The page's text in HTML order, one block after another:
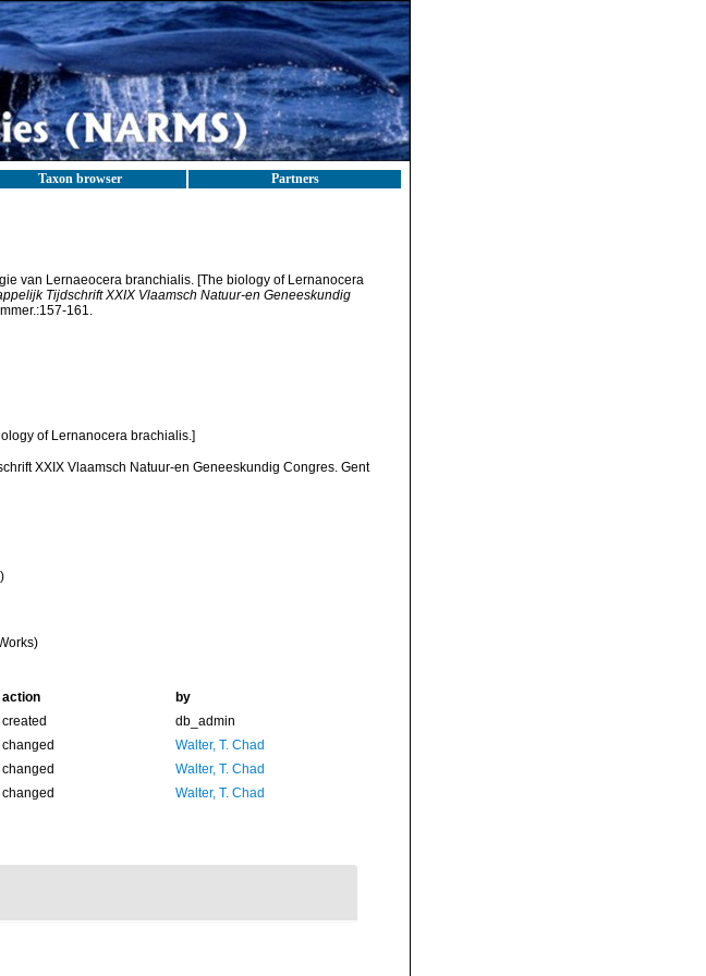
Taxon browser Partners
van Lernaeocera branchialis. [The biology of Lernanocera
Tijdschrift XXIX Vlaamsch Natuur-en Geneeskundig
161.
of Lernanocera brachialis.]
XXIX Vlaamsch Natuur-en Geneeskundig Congres. Gent
action
by
created
db_admin
changed
Walter, T. Chad
changed
Walter, T. Chad
changed Walter, T. Chad